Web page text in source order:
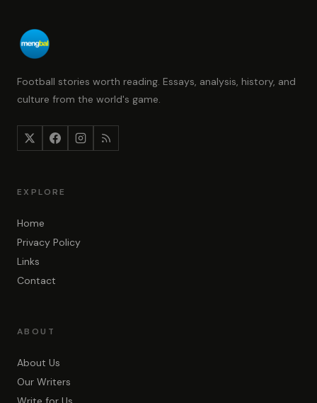
Football stories worth reading. Essays, analysis, history, and
culture from the world's game.
EXPLORE
Home
Privacy Policy
Links
Contact
ABOUT
About Us
Our Writers